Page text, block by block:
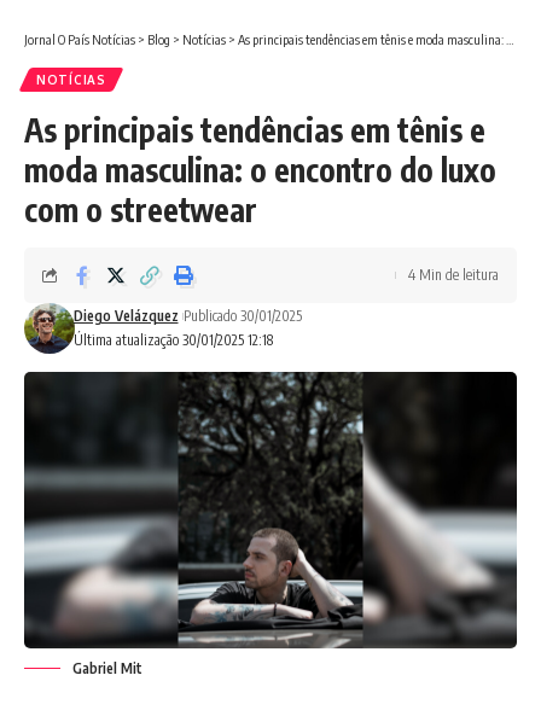
Jornal O País Notícias > Blog > Notícias > As principais tendências em tênis e moda masculina: o encontro do luxo com o streetwear
NOTÍCIAS
As principais tendências em tênis e
moda masculina: o encontro do luxo
com o streetwear
Última atualização 30/01/2025 12:18
Diego Velázquez Publicado 30/01/2025
4 Min de leitura
Gabriel Mit